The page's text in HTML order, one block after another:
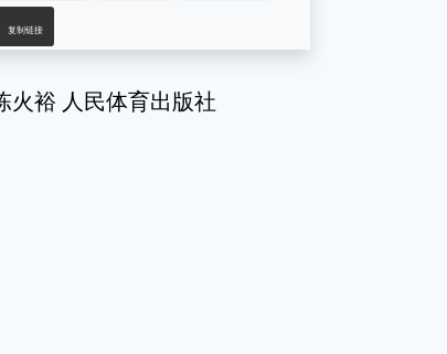
复制链接
火裕 人民体育出版社